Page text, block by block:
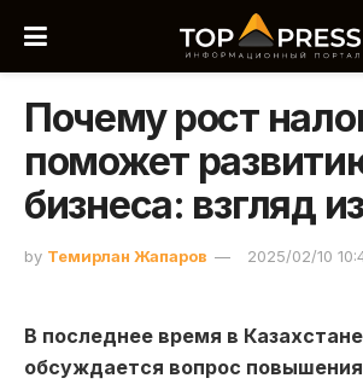
Почему рост
поможет
бизнеса: взгляд
by Темирлан Жапаров 2025/02/10
В последнее время в
обсуждается вопрос повышения